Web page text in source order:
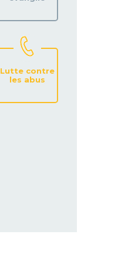
Lutte contre
les abus